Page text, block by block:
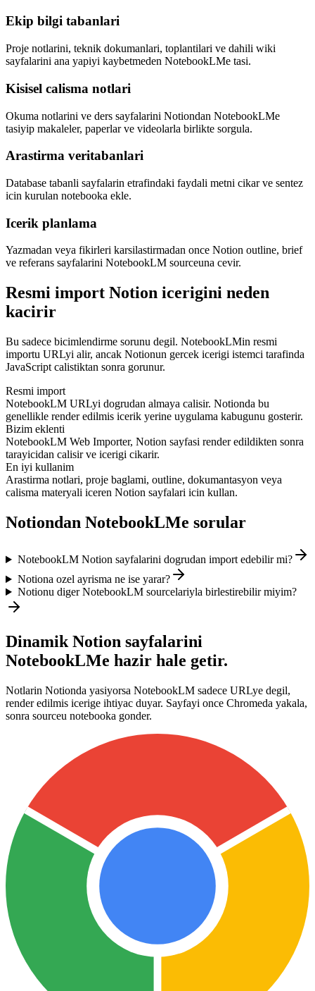
Ekip bilgi tabanlari
Proje notlarini, teknik dokumanlari, toplantilari ve dahili wiki
sayfalarini ana yapiyi kaybetmeden NotebookLMe tasi.
Kisisel calisma notlari
Okuma notlarini ve ders sayfalarini Notiondan NotebookLMe
tasiyip makaleler, paperlar ve videolarla birlikte sorgula.
Arastirma veritabanlari
Database tabanli sayfalarin etrafindaki faydali metni cikar ve sentez
icin kurulan notebooka ekle.
Icerik planlama
Yazmadan veya fikirleri karsilastirmadan once Notion outline, brief
ve referans sayfalarini NotebookLM sourceuna cevir.
Resmi import Notion icerigini neden
kacirir
Bu sadece bicimlendirme sorunu degil. NotebookLMin resmi
importu URLyi alir, ancak Notionun gercek icerigi istemci tarafinda
JavaScript calistiktan sonra gorunur.
Resmi import
NotebookLM URLyi dogrudan almaya calisir. Notionda bu
genellikle render edilmis icerik yerine uygulama kabugunu gosterir.
Bizim eklenti
NotebookLM Web Importer, Notion sayfasi render edildikten sonra
tarayicidan calisir ve icerigi cikarir.
En iyi kullanim
Arastirma notlari, proje baglami, outline, dokumantasyon veya
calisma materyali iceren Notion sayfalari icin kullan.
Notiondan NotebookLMe sorular
NotebookLM Notion sayfalarini dogrudan import edebilir mi?
Notiona ozel ayrisma ne ise yarar?
Notionu diger NotebookLM sourcelariyla birlestirebilir miyim?
Dinamik Notion sayfalarini
NotebookLMe hazir hale getir.
Notlarin Notionda yasiyorsa NotebookLM sadece URLye degil,
render edilmis icerige ihtiyac duyar. Sayfayi once Chromeda yakala,
sonra sourceu notebooka gonder.